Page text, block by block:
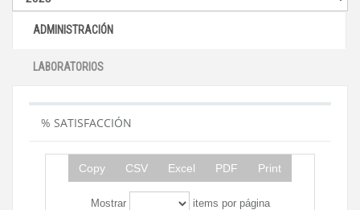
ADMINISTRACIÓN
LABORATORIOS
% SATISFACCIÓN
Copy CSV Excel PDF Print
Mostrar items por página